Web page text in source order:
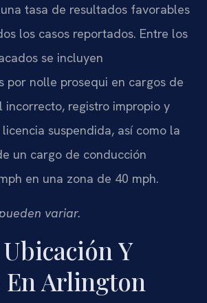
tasa de resultados favorables
los casos reportados. Entre los
se incluyen
por nolle prosequi en cargos de
incorrecto, registro impropio y
suspendida, así como la
un cargo de conducción
en una zona de 40 mph.
variar.
Y
En Arlington